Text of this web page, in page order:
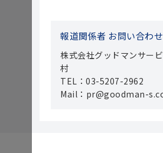
報道関係者 お問い合わ
株式会社グッドマンサー
村
TEL：03-5207-2962
Mail：pr@goodman-